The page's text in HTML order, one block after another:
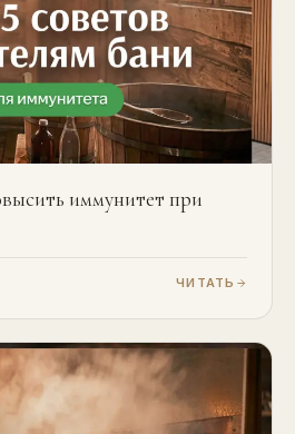
иммунитет при
ЧИТАТЬ